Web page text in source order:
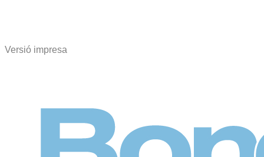
Versió impresa